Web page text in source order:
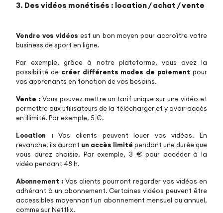
3. Des vidéos monétisés : location / achat / vente
Vendre vos vidéos est un bon moyen pour accroître votre
business de sport en ligne.
Par exemple, grâce à notre plateforme, vous avez la
possibilité de créer différents modes de paiement pour
vos apprenants en fonction de vos besoins.
Vente :Vous pouvez mettre un tarif unique sur une vidéo et
permettre aux utilisateurs de la télécharger et y avoir accès
en illimité. Par exemple, 5 €.
Location :Vos clients peuvent louer vos vidéos. En
revanche, ils auront un accès limité pendant une durée que
vous aurez choisie. Par exemple, 3 € pour accéder à la
vidéo pendant 48 h.
Abonnement : Vos clients pourront regarder vos vidéos en
adhérant à un abonnement. Certaines vidéos peuvent être
accessibles moyennant un abonnement mensuel ou annuel,
comme sur Netflix.